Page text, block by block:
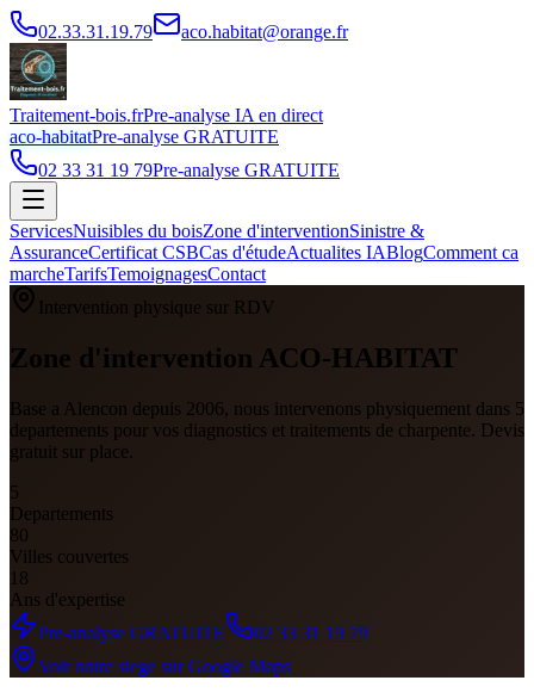
02.33.31.19.79 aco.habitat@orange.fr
Traitement-bois.frPre-analyse IA en direct
aco-habitatPre-analyse GRATUITE
02 33 31 19 79Pre-analyse GRATUITE
ServicesNuisibles du boisZone d'interventionSinistre &
AssuranceCertificat CSBCas d'étudeActualites IABlogComment ca
marcheTarifsTemoignagesContact
Intervention physique sur RDV
Zone d'intervention ACO-HABITAT
Base a Alencon depuis 2006, nous intervenons physiquement dans 5
departements pour vos diagnostics et traitements de charpente. Devis
gratuit sur place.
5
Departements
80
Villes couvertes
18
Ans d'expertise
Pre-analyse GRATUITE
02 33 31 19 79
Voir notre siege sur Google Maps